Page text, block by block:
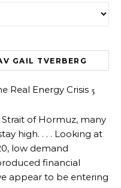
GAIL TVERBERG
Real Energy Crisis 5
of Hormuz, many
high. . . . Looking at
low demand
financial
appear to be entering